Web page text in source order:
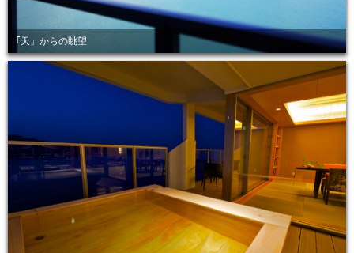
｢天」からの眺望